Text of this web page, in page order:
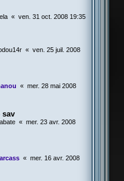
« ven. 31 oct. 2008 19:35
« ven. 25 juil. 2008
« mer. 28 mai 2008
sav
« mer. 23 avr. 2008
« mer. 16 avr. 2008